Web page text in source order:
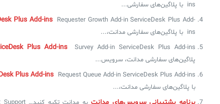
ins با پلاگین‌های سفارشی...
Plus Add-ins Requester Growth Add-in ServiceDesk Plus Add-
ins با پلاگین‌های سفارشی مدانت،...
Plus Add-ins
پلاگین‌های سفارشی مدانت، سرویس...
Plus Add-ins
با پلاگین‌های سفارشی مدانت،...